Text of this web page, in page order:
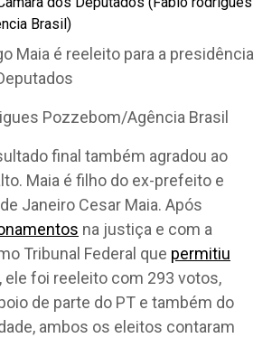
Maia é reeleito para a presidência
Pozzebom/Agência Brasil
final também agradou ao
Maia é filho do ex-prefeito e
Janeiro Cesar Maia. Após
na justiça e com a
Tribunal Federal que permitiu
ele foi reeleito com 293 votos,
de parte do PT e também do
ambos os eleitos contaram